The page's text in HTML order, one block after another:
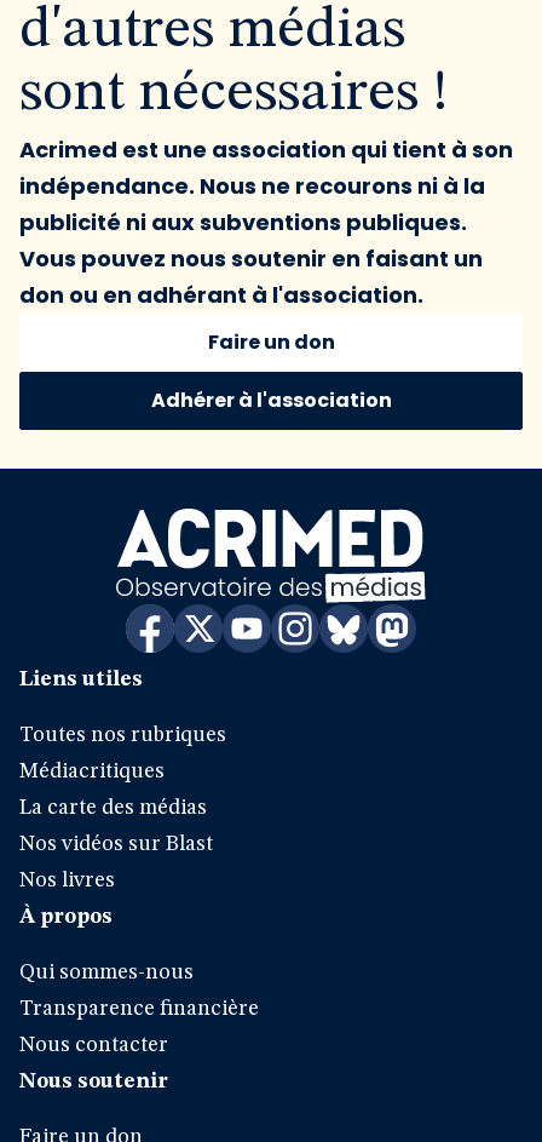
d'autres médias
sont nécessaires !
Acrimed est une association qui tient à son
indépendance. Nous ne recourons ni à la
publicité ni aux subventions publiques.
Vous pouvez nous soutenir en faisant un
don ou en adhérant à l'association.
Faire un don
Adhérer à l'association
Liens utiles
Toutes nos rubriques
Médiacritiques
La carte des médias
Nos vidéos sur Blast
Nos livres
À propos
Qui sommes-nous
Transparence financière
Nous contacter
Nous soutenir
Faire un don